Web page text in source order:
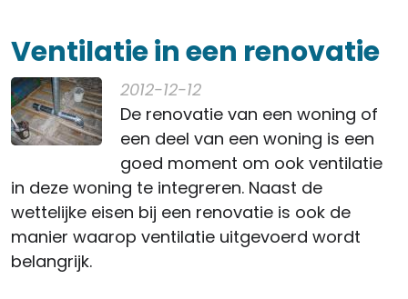
Ventilatie in een renovatie
2012-12-12
De renovatie van een woning of
een deel van een woning is een
goed moment om ook ventilatie
in deze woning te integreren. Naast de
wettelijke eisen bij een renovatie is ook de
manier waarop ventilatie uitgevoerd wordt
belangrijk.